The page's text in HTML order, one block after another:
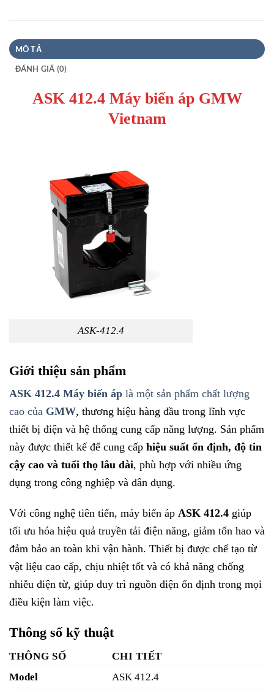
MÔ TẢ
ĐÁNH GIÁ (0)
ASK 412.4 Máy biến áp GMW
Vietnam
ASK-412.4
Giới thiệu sản phẩm
ASK 412.4 Máy biến áp là một sản phẩm chất lượng
cao của GMW, thương hiệu hàng đầu trong lĩnh vực
thiết bị điện và hệ thống cung cấp năng lượng. Sản phẩm
này được thiết kế để cung cấp hiệu suất ổn định, độ tin
cậy cao và tuổi thọ lâu dài, phù hợp với nhiều ứng
dụng trong công nghiệp và dân dụng.
Với công nghệ tiên tiến, máy biến áp ASK 412.4 giúp
tối ưu hóa hiệu quả truyền tải điện năng, giảm tổn hao và
đảm bảo an toàn khi vận hành. Thiết bị được chế tạo từ
vật liệu cao cấp, chịu nhiệt tốt và có khả năng chống
nhiễu điện từ, giúp duy trì nguồn điện ổn định trong mọi
điều kiện làm việc.
Thông số kỹ thuật
THÔNG SỐ
CHI TIẾT
Model
ASK 412.4